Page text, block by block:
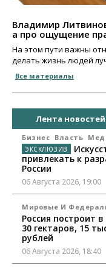
Владимир
а про ощущение
На этом пути важны
делать жизнь людей
Все материалы
Лента новостей
Бизнес Власть
привлекать к
России
06 Августа 2026, 19:00
Мировые И
Россия построит
30 гектаров, 15
рублей
06 Августа 2026, 18:40